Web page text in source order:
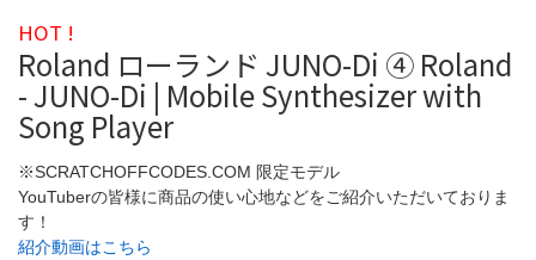
HOT !
Roland ローランド JUNO-Di ④ Roland
- JUNO-Di | Mobile Synthesizer with
Song Player
※SCRATCHOFFCODES.COM 限定モデル
YouTuberの皆様に商品の使い心地などをご紹介いただいておりま
す！
紹介動画はこちら